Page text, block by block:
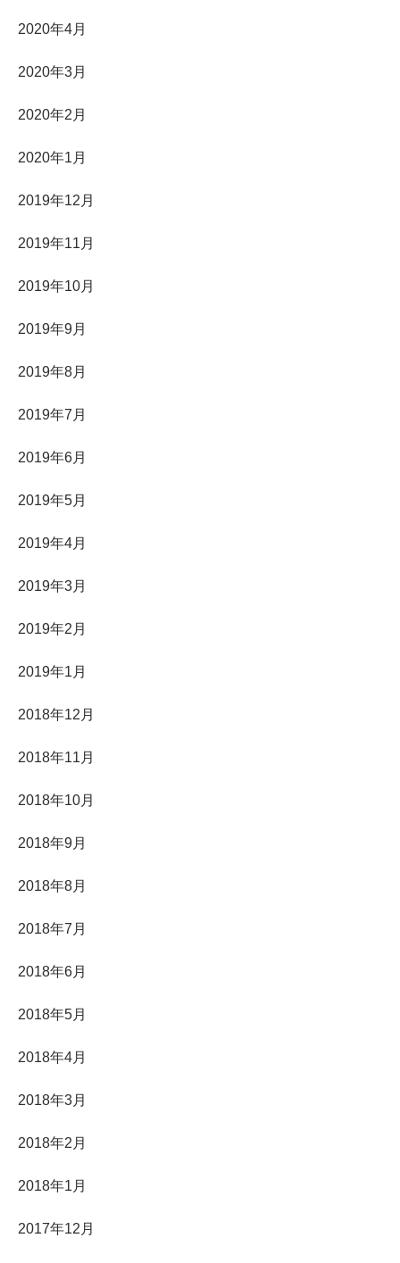
2020年4月
2020年3月
2020年2月
2020年1月
2019年12月
2019年11月
2019年10月
2019年9月
2019年8月
2019年7月
2019年6月
2019年5月
2019年4月
2019年3月
2019年2月
2019年1月
2018年12月
2018年11月
2018年10月
2018年9月
2018年8月
2018年7月
2018年6月
2018年5月
2018年4月
2018年3月
2018年2月
2018年1月
2017年12月